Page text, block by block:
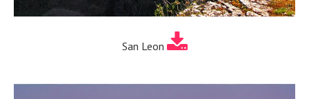
San Leon